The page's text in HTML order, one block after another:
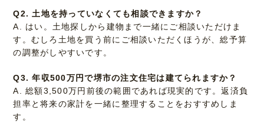
Q2. 土地を持っていなくても相談できますか？
A. はい。土地探しから建物まで一緒にご相談いただけま
す。むしろ土地を買う前にご相談いただくほうが、総予算
の調整がしやすいです。
Q3. 年収500万円で堺市の注文住宅は建てられますか？
A. 総額3,500万円前後の範囲であれば現実的です。返済負
担率と将来の家計を一緒に整理することをおすすめしま
す。